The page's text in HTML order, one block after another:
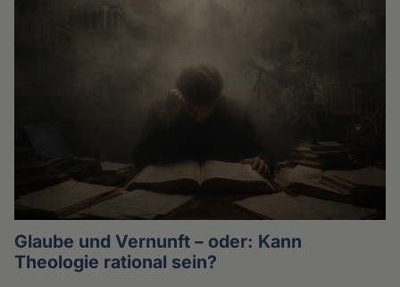
Glaube und Vernunft – oder: Kann
Theologie rational sein?